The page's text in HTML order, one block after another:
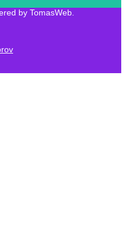
by TomasWeb.